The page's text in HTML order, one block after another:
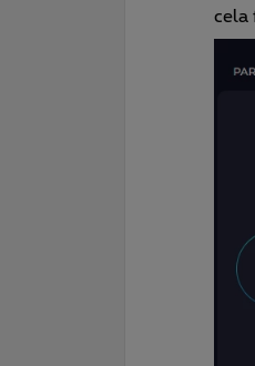
cela